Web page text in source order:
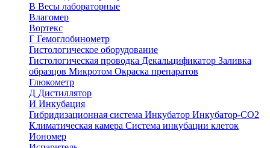
В Весы лабораторные
Влагомер
Вортекс
Г Гемоглобинометр
Гистологическое оборудование
Гистологическая проводка Декальцификатор Заливка
образцов Микротом Окраска препаратов
Глюкометр
Д Дистиллятор
И Инкубация
Гибридизационная система Инкубатор Инкубатор-СО2
Климатическая камера Система инкубации клеток
Иономер